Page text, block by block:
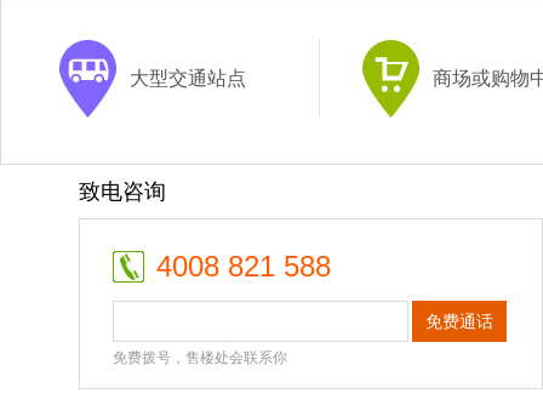
大型交通站点 商场或购物
致电咨询
4008 821 588
免费通话
免费拨号，售楼处会联系你